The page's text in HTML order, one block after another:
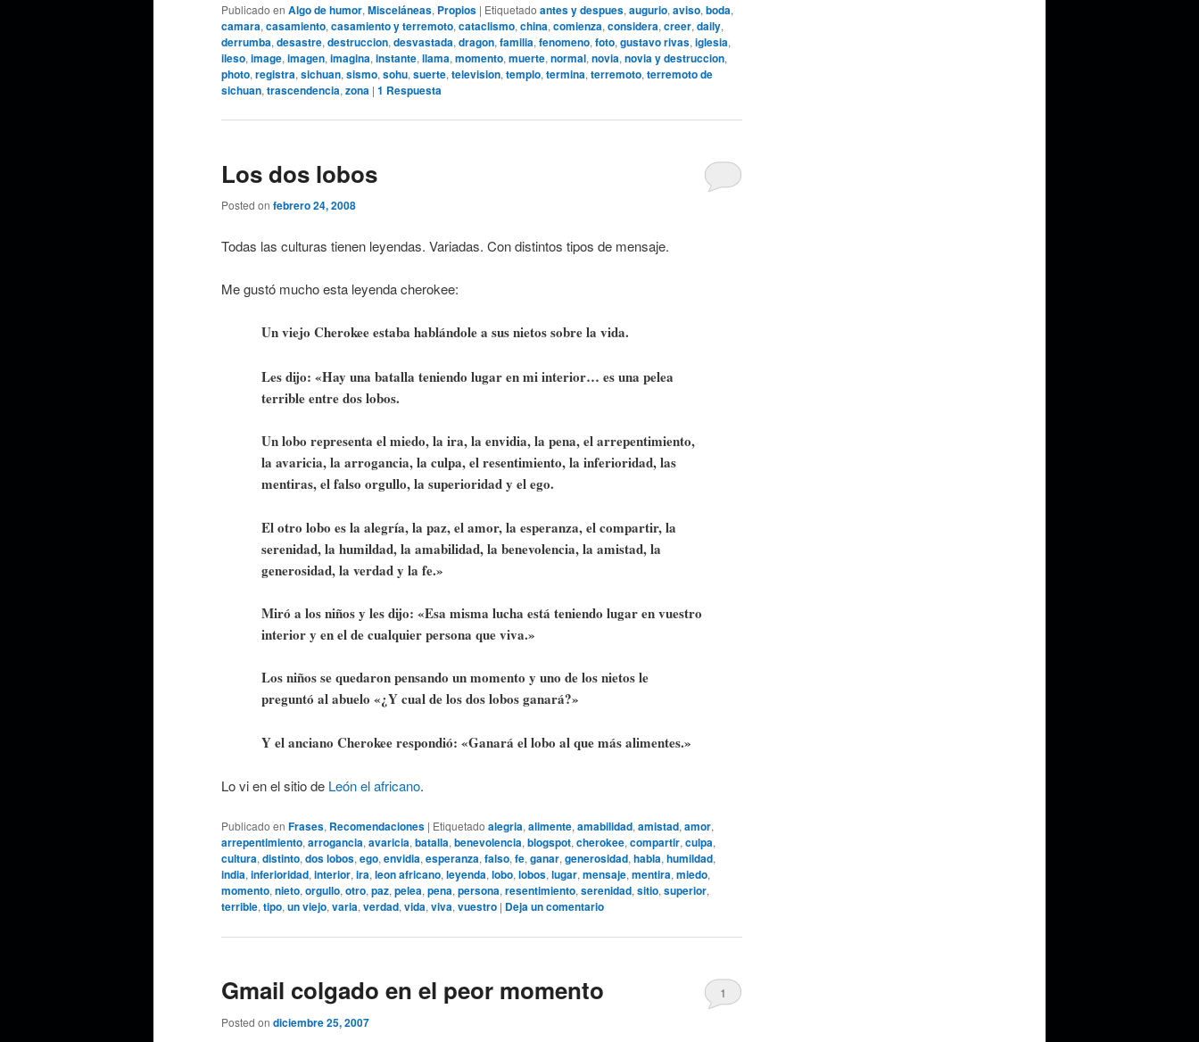
Publicado en Algo de humor, Misceláneas, Propios | Etiquetado antes y despues, augurio, aviso, boda,
camara, casamiento, casamiento y terremoto, cataclismo, china, comienza, considera, creer, daily,
derrumba, desastre, destruccion, desvastada, dragon, familia, fenomeno, foto, gustavo rivas, iglesia,
ileso, image, imagen, imagina, instante, llama, momento, muerte, normal, novia, novia y destruccion,
photo, registra, sichuan, sismo, sohu, suerte, television, templo, termina, terremoto, terremoto de
sichuan, trascendencia, zona | 1 Respuesta
Los dos lobos
Posted on febrero 24, 2008
Todas las culturas tienen leyendas. Variadas. Con distintos tipos de mensaje.
Me gustó mucho esta leyenda cherokee:
Un viejo Cherokee estaba hablándole a sus nietos sobre la vida.
Les dijo: «Hay una batalla teniendo lugar en mi interior… es una pelea
terrible entre dos lobos.
Un lobo representa el miedo, la ira, la envidia, la pena, el arrepentimiento,
la avaricia, la arrogancia, la culpa, el resentimiento, la inferioridad, las
mentiras, el falso orgullo, la superioridad y el ego.
El otro lobo es la alegría, la paz, el amor, la esperanza, el compartir, la
serenidad, la humildad, la amabilidad, la benevolencia, la amistad, la
generosidad, la verdad y la fe.»
Miró a los niños y les dijo: «Esa misma lucha está teniendo lugar en vuestro
interior y en el de cualquier persona que viva.»
Los niños se quedaron pensando un momento y uno de los nietos le
preguntó al abuelo «¿Y cual de los dos lobos ganará?»
Y el anciano Cherokee respondió: «Ganará el lobo al que más alimentes.»
Lo vi en el sitio de León el africano.
Publicado en Frases, Recomendaciones | Etiquetado alegria,alimente,amabilidad,amistad,amor,
arrepentimiento,arrogancia,avaricia,batalla,benevolencia,blogspot,cherokee,compartir,culpa,
cultura,distinto,dos lobos,ego,envidia,esperanza,falso,fe,ganar,generosidad,habla,humildad,
india,inferioridad,interior,ira,leon africano,leyenda,lobo,lobos,lugar,mensaje,mentira,miedo,
momento,nieto,orgullo,otro,paz,pelea,pena,persona,resentimiento,serenidad,sitio,superior,
terrible,tipo,un viejo,varia,verdad,vida,viva,vuestro | Deja un comentario
Gmail colgado en el peor momento
Posted on diciembre 25, 2007
1